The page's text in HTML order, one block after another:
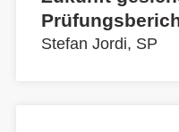
Stefan Jordi, SP